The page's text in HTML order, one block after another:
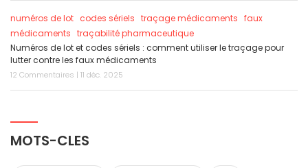
numéros de lot codes sériels traçage médicaments faux
médicaments traçabilité pharmaceutique
Numéros de lot et codes sériels : comment utiliser le traçage pour
lutter contre les faux médicaments
12 Commentaires | 11 déc. 2025
MOTS-CLES